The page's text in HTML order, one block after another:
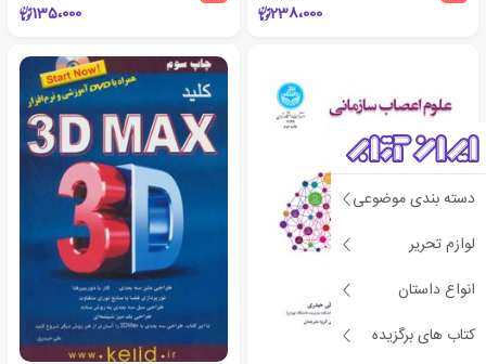
دسته بندی موضوعی
لوازم تحریر
انواع داستان
کتاب های برگزیده
238،000 135،000